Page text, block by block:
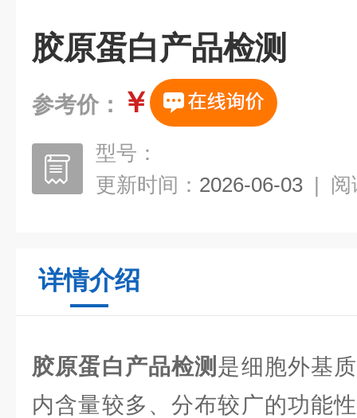
胶原蛋白产品检测
参考价： ￥
型号：
更新时间： 2026-06-03 | 阅
详情介绍
胶原蛋白产品检测 是细胞外基
内含量较多、分布较广的功能